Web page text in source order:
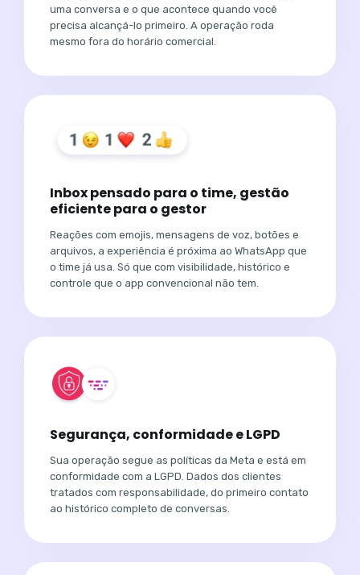
uma conversa e o que acontece quando você
precisa alcançá-lo primeiro. A operação roda
mesmo fora do horário comercial.
Inbox pensado para o time, gestão
eficiente para o gestor
Reações com emojis, mensagens de voz, botões e
arquivos, a experiência é próxima ao WhatsApp que
o time já usa. Só que com visibilidade, histórico e
controle que o app convencional não tem.
Segurança, conformidade e LGPD
Sua operação segue as políticas da Meta e está em
conformidade com a LGPD. Dados dos clientes
tratados com responsabilidade, do primeiro contato
ao histórico completo de conversas.